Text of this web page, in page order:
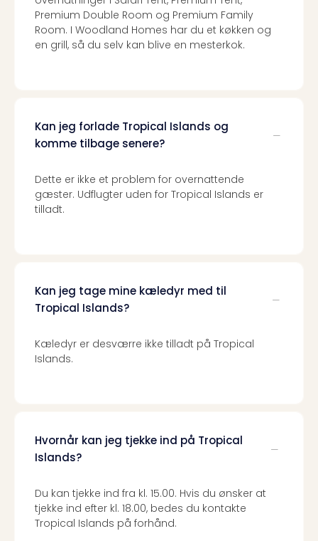
Premium Double Room og Premium Family
Room. I Woodland Homes har du et køkken og
en grill, så du selv kan blive en mesterkok.
Kan jeg forlade Tropical Islands og
komme tilbage senere?
Dette er ikke et problem for overnattende
gæster. Udflugter uden for Tropical Islands er
tilladt.
Kan jeg tage mine kæledyr med til
Tropical Islands?
Kæledyr er desværre ikke tilladt på Tropical
Islands.
Hvornår kan jeg tjekke ind på Tropical
Islands?
Du kan tjekke ind fra kl. 15.00. Hvis du ønsker at
tjekke ind efter kl. 18.00, bedes du kontakte
Tropical Islands på forhånd.